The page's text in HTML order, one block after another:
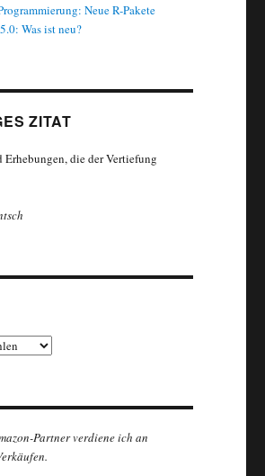
Neue R-Pakete
Was ist neu?
ZITAT
die der Vertiefung
Partner verdiene ich an